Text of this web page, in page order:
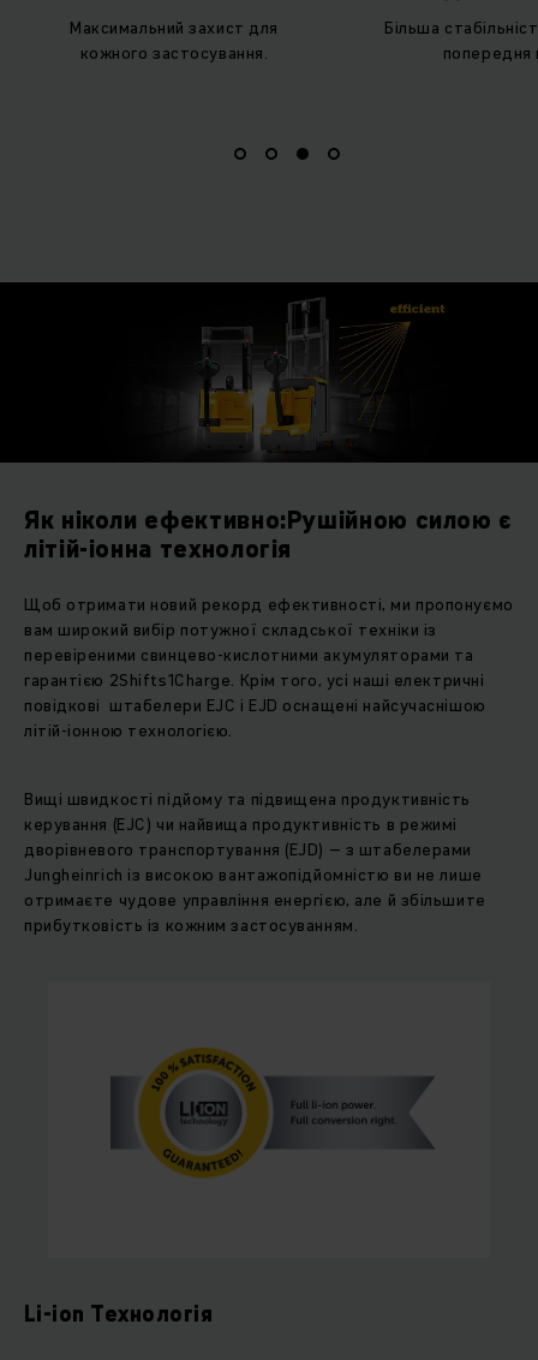
Максимальний захист для
кожного застосування.
Більша
Як ніколи ефективно:Рушійною силою є
літій-іонна технологія
Щоб отримати новий рекорд ефективності, ми пропонуємо
вам широкий вибір потужної складської техніки із
перевіреними свинцево-кислотними акумуляторами та
гарантією 2Shifts1Charge. Крім того, усі наші електричні
повідкові штабелери EJC і EJD оснащені найсучаснішою
літій-іонною технологією.
Вищі швидкості підйому та підвищена продуктивність
керування (EJC) чи найвища продуктивність в режимі
дворівневого транспортування (EJD) – з штабелерами
Jungheinrich із високою вантажопідйомністю ви не лише
отримаєте чудове управління енергією, але й збільшите
прибутковість із кожним застосуванням.
Li-ion Технологія